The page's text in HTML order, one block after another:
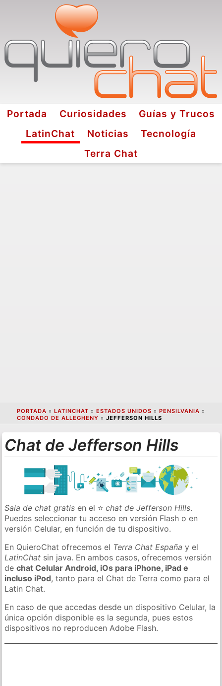
Portada Curiosidades
Guías y Trucos
LatinChat
Noticias
Tecnología
Terra Chat
PORTADA » LATINCHAT » ESTADOS UNIDOS » PENSILVANIA »
CONDADO DE ALLEGHENY » JEFFERSON HILLS
Chat de Jefferson Hills
Sala de chat gratis en el ⭐chat de Jefferson Hills.
Puedes seleccionar tu acceso en versión Flash o en
versión Celular, en función de tu dispositivo.
En QuieroChat ofrecemos el Terra Chat España y el
LatinChat sin java. En ambos casos, ofrecemos versión
dechat Celular Android, iOs para iPhone, iPad e
incluso iPod, tanto para el Chat de Terra como para el
Latin Chat.
En caso de que accedas desde un dispositivo Celular, la
única opción disponible es la segunda, pues estos
dispositivos no reproducen Adobe Flash.